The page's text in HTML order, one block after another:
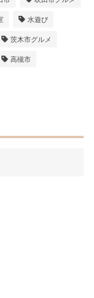
水遊び
茨木市グルメ
高槻市